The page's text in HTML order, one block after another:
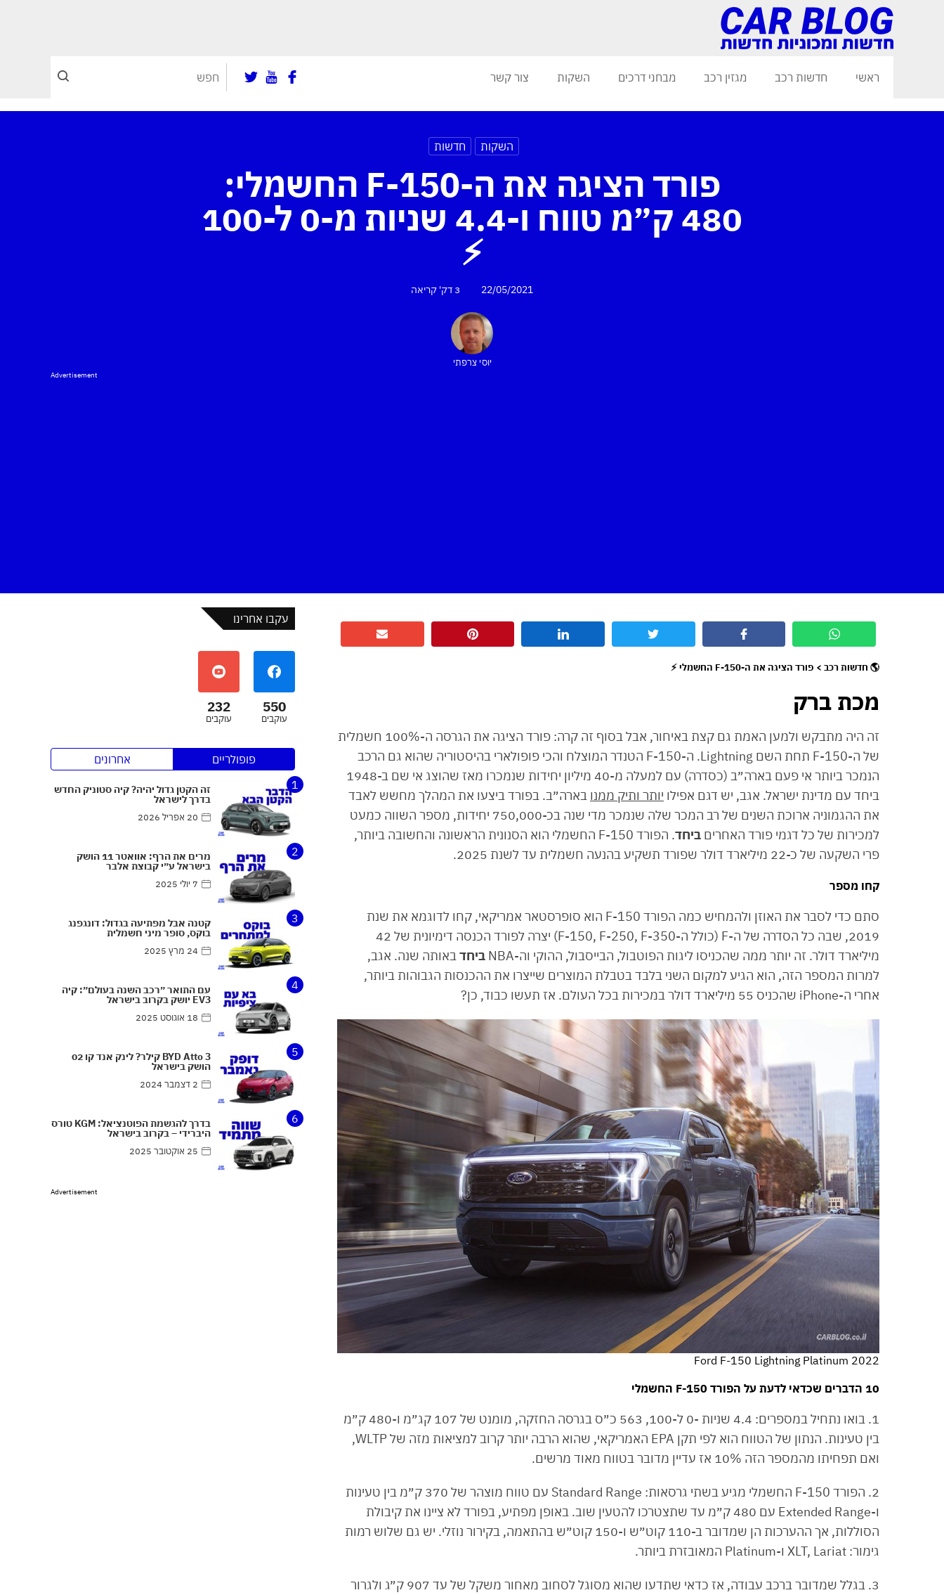
ראשי חדשות רכב מגזין רכב מבחני דרכים השקות צור קשר
השקות חדשות
פורד הציגה את ה-F-150 החשמלי:
480 ק״מ טווח ו-4.4 שניות מ-0 ל-100
⚡
22/05/2021 3 דק' קריאה
יוסי צרפתי
Advertisement
🌎 חדשות רכב > פורד הציגה את ה-F-150 החשמלי ⚡
מכת ברק
זה היה מתבקש ולמען האמת גם קצת באיחור, אבל בסוף זה קרה: פורד הציגה את הגרסה ה-100% חשמלית
של ה-F-150 תחת השם Lightning. ה-F-150 הטנדר המוצלח והכי פופולארי בהיסטוריה שהוא גם הרכב
הנמכר ביותר אי פעם בארה״ב (כסדרה) עם למעלה מ-40 מיליון יחידות שנמכרו מאז שהוצג אי שם ב-1948
ביחד עם מדינת ישראל. אגב, יש דגם אפילו יותר ותיק ממנו בארה״ב. בפורד ביצעו את המהלך מחשש לאבד
את ההגמוניה ארוכת השנים של רב המכר שלה שנמכר מדי שנה בכ-750,000 יחידות, מספר השווה כמעט
למכירות של כל דגמי פורד האחרים ביחד
. הפורד F-150 החשמלי הוא הסנונית הראשונה והחשובה ביותר,
פרי השקעה של כ-22 מיליארד דולר שפורד תשקיע בהנעה חשמלית עד לשנת 2025.
קחו מספר
סתם כדי לסבר את האוזן ולהמחיש כמה הפורד F-150 הוא סופרסטאר אמריקאי, קחו לדוגמא את שנת
2019, שבה כל הסדרה של ה-F (כולל ה-F-150, F-250, F-350) יצרה לפורד הכנסה דימיונית של 42
מיליארד דולר. זה יותר ממה שהכניסו ליגות הפוטבול, הבייסבול, ההוקי וה-NBA
ביחדבאותה שנה. אגב,
למרות המספר הזה, הוא הגיע למקום השני בלבד בטבלת המוצרים שייצרו את ההכנסות הגבוהות ביותר,
אחרי ה-iPhone שהכניס 55 מיליארד דולר במכירות בכל העולם. אז תעשו כבוד, כן?
2022 Ford F-150 Lightning Platinum
10 הדברים שכדאי לדעת על הפורד F-150 החשמלי
1. בואו נתחיל במספרים: 4.4 שניות -0 ל-100, 563 כ״ס בגרסה החזקה, מומנט של 107 קג״מ ו-480 ק״מ
בין טעינות. הנתון של הטווח הוא לפי תקן EPA האמריקאי, שהוא הרבה יותר קרוב למציאות מזה של WLTP,
ואם תפחיתו מהמספר הזה 10% אז עדיין מדובר בטווח מאוד מרשים.
2. הפורד F-150 החשמלי מגיע בשתי גרסאות: Standard Range עם טווח מוצהר של 370 ק״מ בין טעינות
ו-Extended Range עם 480 ק״מ עד שתצטרכו להטעין שוב. באופן מפתיע, בפורד לא ציינו את קיבולת
הסוללות, אך ההערכות הן שמדובר ב-110 קוט״ש ו-150 קוט״ש בהתאמה, בקירור נוזלי. יש גם שלוש רמות
גימור: XLT, Lariat ו-Platinum המאובזרת ביותר.
3. בגלל שמדובר ברכב עבודה, אז כדאי שתדעו שהוא מסוגל לסחוב מאחור משקל של עד 907 ק״ג ולגרור
עקבו אחרינו
550
עוקבים
232
עוקבים
פופולריים
אחרונים
1
זה הקטן גדול יהיה? קיה סטוניק החדש
בדרך לישראל
20 אפריל 2026
2 מרים את הרף: אוואטר 11 הושק
בישראל ע״י קבוצת אלבר
7 יולי 2025
3 קטנה אבל מפתיעה בגדול: דונגפנג
בוקס, סופר מיני חשמלית
24 מרץ 2025
4 עם התואר ״רכב השנה בעולם״: קיה
EV3 יושק בקרוב בישראל
18 אוגוסט 2025
5 BYD Atto 3 קילר? לינק אנד קו 02
הושק בישראל
2 דצמבר 2024
6 בדרך להגשמת הפוטנציאל: KGM טורס
היברידי – בקרוב בישראל
25 אוקטובר 2025
Advertisement